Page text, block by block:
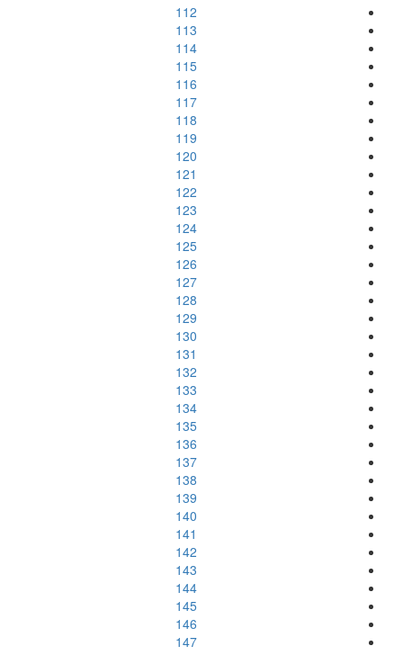
112
113
114
115
116
117
118
119
120
121
122
123
124
125
126
127
128
129
130
131
132
133
134
135
136
137
138
139
140
141
142
143
144
145
146
147